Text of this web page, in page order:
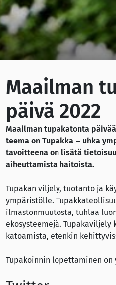
Maailman
päivä 2022
Maailman tupakatonta päivää
teema on Tupakka – uhka
tavoitteena on lisätä
aiheuttamista haitoista.
Tupakan viljely, tuotanto ja
ympäristölle.
ilmastonmuutosta, tuhlaa
ekosysteemejä.
katoamista, etenkin
Tupakoinnin lopettaminen on